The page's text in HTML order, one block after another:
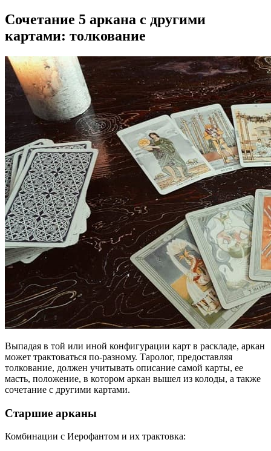
Сочетание 5 аркана с другими
картами: толкование
Выпадая в той или иной конфигурации карт в раскладе, аркан
может трактоваться по-разному. Таролог, предоставляя
толкование, должен учитывать описание самой карты, ее
масть, положение, в котором аркан вышел из колоды, а также
сочетание с другими картами.
Старшие арканы
Комбинации с Иерофантом и их трактовка: